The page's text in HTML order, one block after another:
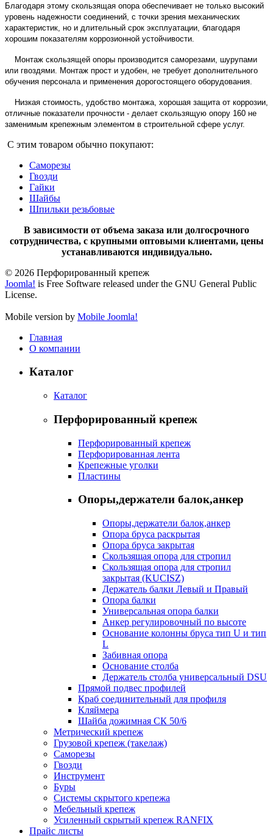
Благодаря этому скользящая опора обеспечивает не только высокий
уровень надежности соединений, с точки зрения механических
характеристик, но и длительный срок эксплуатации, благодаря
хорошим показателям коррозионной устойчивости.
Монтаж скользящей опоры производится саморезами, шурупами
или гвоздями. Монтаж прост и удобен, не требует дополнительного
обучения персонала и применения дорогостоящего оборудования.
Низкая стоимость, удобство монтажа, хорошая защита от коррозии,
отличные показатели прочности - делает скользящую опору 160 не
заменимым крепежным элементом в строительной сфере услуг.
С этим товаром обычно покупают:
Саморезы
Гвозди
Гайки
Шайбы
Шпильки резьбовые
В зависимости от объема заказа или долгосрочного
сотрудничества, с крупными оптовыми клиентами, цены
устанавливаются индивидуально.
© 2026 Перфорированный крепеж
Joomla! is Free Software released under the GNU General Public
License.
Mobile version by Mobile Joomla!
Главная
О компании
Каталог
Каталог
Перфорированный крепеж
Перфорированный крепеж
Перфорированная лента
Крепежные уголки
Пластины
Опоры,держатели балок,анкер
Опоры,держатели балок,анкер
Опора бруса раскрытая
Опора бруса закрытая
Скользящая опора для стропил
Скользящая опора для стропил
закрытая (KUCISZ)
Держатель балки Левый и Правый
Опора балки
Универсальная опора балки
Анкер регулировочный по высоте
Основание колонны бруса тип U и тип
L
Забивная опора
Основание столба
Держатель столба универсальный DSU
Прямой подвес профилей
Краб соединительный для профиля
Кляймера
Шайба дожимная СК 50/6
Метрический крепеж
Грузовой крепеж (такелаж)
Саморезы
Гвозди
Инструмент
Буры
Системы скрытого крепежа
Мебельный крепеж
Усиленный скрытый крепеж RANFIX
Прайс листы